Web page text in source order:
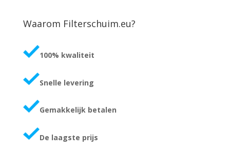
Waarom Filterschuim.eu?
100% kwaliteit
Snelle levering
Gemakkelijk betalen
De laagste prijs